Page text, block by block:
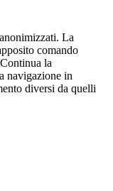
La
comando
la
navigazione in
diversi da quelli